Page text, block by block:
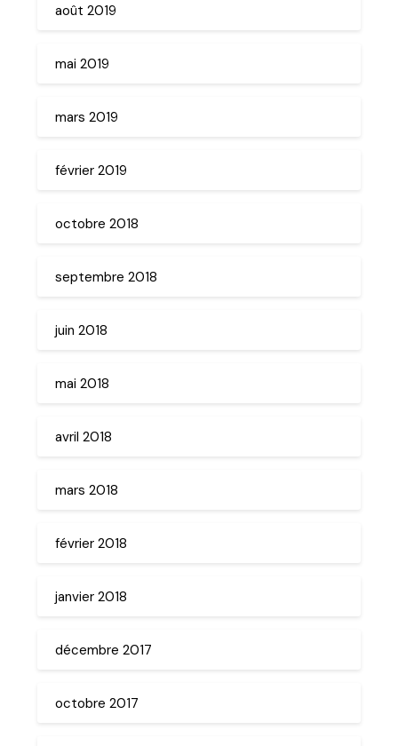
août 2019
mai 2019
mars 2019
février 2019
octobre 2018
septembre 2018
juin 2018
mai 2018
avril 2018
mars 2018
février 2018
janvier 2018
décembre 2017
octobre 2017